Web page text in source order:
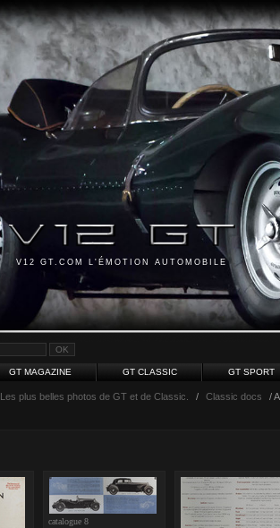
V12 GT.COM L'ÉMOTION AUTOMOBILE
GT MAGAZINE GT CLASSIC GT SPORT
Les plus belles photos de GT et de Classic. / Classic docs /
catalogue 8